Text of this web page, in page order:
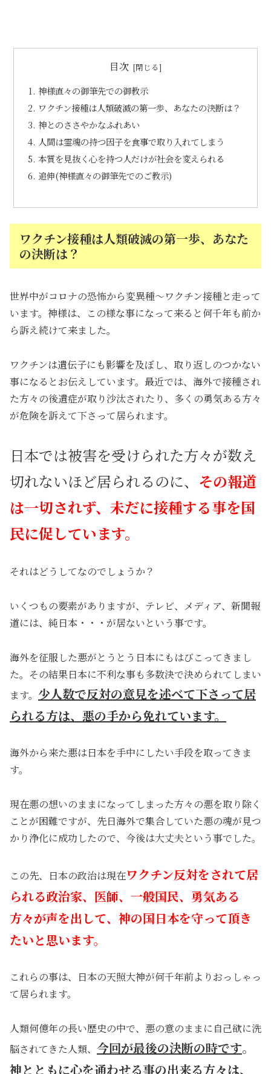
目次
神様直々の御筆先での御教示
ワクチン接種は人類破滅の第一歩、あなたの決断は？
神とのささやかなふれあい
人間は霊魂の持つ因子を食事で取り入れてしまう
本質を見抜く心を持つ人だけが社会を変えられる
追伸(神様直々の御筆先でのご教示)
ワクチン接種は人類破滅の第一歩、あなた
の決断は？
世界中がコロナの恐怖から変異種～ワクチン接種と走って
います。神様は、この様な事になって来ると何千年も前か
ら訴え続けて来ました。
ワクチンは遺伝子にも影響を及ぼし、取り返しのつかない
事になるとお伝えしています。最近では、海外で接種され
た方々の後遺症が取り沙汰されたり、多くの勇気ある方々
が危険を訴えて下さって居られます。
日本では被害を受けられた方々が数え
切れないほど居られるのに、 その報道
は一切されず、未だに接種する事を国
民に促しています。
それはどうしてなのでしょうか？
いくつもの要素がありますが、テレビ、メディア、新聞報
道には、純日本・・・が居ないという事です。
海外を征服した悪がとうとう日本にもはびこってきまし
た。その結果日本に不利な事も多数決で決められてしまい
ます。 少人数で反対の意見を述べて下さって居
られる方は、悪の手から免れています。
海外から来た悪は日本を手中にしたい手段を取ってきま
す。
現在悪の想いのままになってしまった方々の悪を取り除く
ことが困難ですが、先日海外で集合していた悪の魂が見つ
かり浄化に成功したので、今後は大丈夫という事でした。
この先、日本の政治は現在ワクチン反対をされて居
られる政治家、医師、一般国民、勇気ある
方々が声を出して、神の国日本を守って頂き
たいと思います。
これらの事は、日本の天照大神が何千年前よりおっしゃっ
て居られます。
人類何億年の長い歴史の中で、悪の意のままに自己欲に洗
脳されてきた人類、 今回が最後の決断の時です。
神とともに心を通わせる事の出来る方々は、